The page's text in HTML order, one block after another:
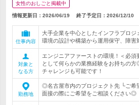
女性のおしごと掲載中
情報更新日：2026/06/19 終了予定日： 2026/12/10
仕事内容
大手企業を中心としたインフラプロジ
環境の設計や構築から運用保守、障害
対象と
なる方
エンジニアファーストの環境！＜必須
として何らかの業務経験をお持ちの
チャレンジも可能です！
勤務地
◎名古屋市内のプロジェクト先 └ご希
面接の際にご希望をご相談ください◎